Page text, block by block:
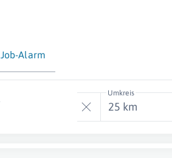
Job-Alarm
Umkreis
25 km